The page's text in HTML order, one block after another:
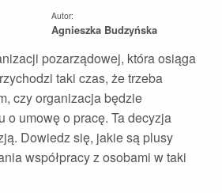
Autor:
Agnieszka Budzyńska
pozarządowej, która osiąga
taki czas, że trzeba
czy organizacja będzie
o umowę o pracę. Ta decyzja
Dowiedz się, jakie są plusy
współpracy z osobami w taki